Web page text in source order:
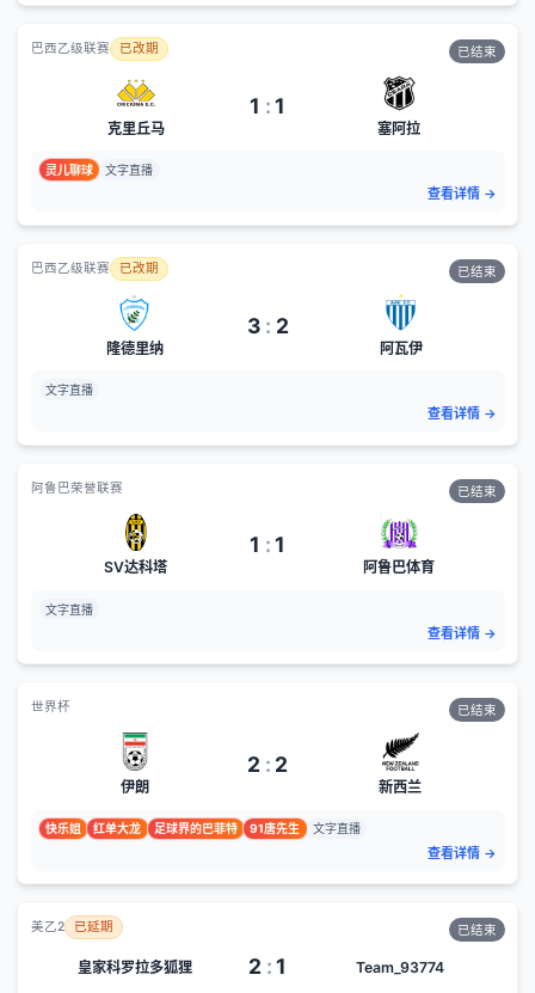
巴西乙级联赛 已改期 已结束
克里丘马
1 :1
塞阿拉
灵儿聊球 文字直播
查看详情→
巴西乙级联赛 已改期 已结束
隆德里纳
3 : 2
阿瓦伊
文字直播
查看详情→
阿鲁巴荣誉联赛 已结束
SV达科塔
1 :1
阿鲁巴体育
文字直播
查看详情→
世界杯 已结束
伊朗
2 : 2
新西兰
快乐姐 红单大龙 足球界的巴菲特 91唐先生 文字直播
查看详情→
美乙2 已延期 已结束
皇家科罗拉多狐狸 2 :1 Team_93774